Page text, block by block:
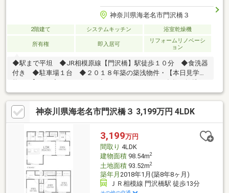
神奈川県海老名市門沢橋３
2階建て システムキッチン 浴室乾燥機
所有権 即入居可
リフォームリノベーシ
ョン
◆駅まで平坦 ◆JR相模原線【門沢橋】駅徒歩１０分 ◆食洗器
付き ◆駐車場１台 ◆２０１８年築の築浅物件・【本日見学可
行から、最適なご提案をさせていただきます！・弊社提携のauじ
ぶん銀行は＋ガン保険加入でご利用可能です。・お車でのご来店
もお気軽にお申し付けください！・将来のライフプランはすでに
作られておりますか？提携会社による無料ファイナンシャルプラ
ン面談を承っております。
神奈川県海老名市門沢橋３ 3,199万円 4LDK
3,199万円
間取り 4LDK
建物面積98.54m2
土地面積93.52m2
築年月 2018年1月(築8年8ヶ月)
ＪＲ相模線 門沢橋駅 徒歩13分